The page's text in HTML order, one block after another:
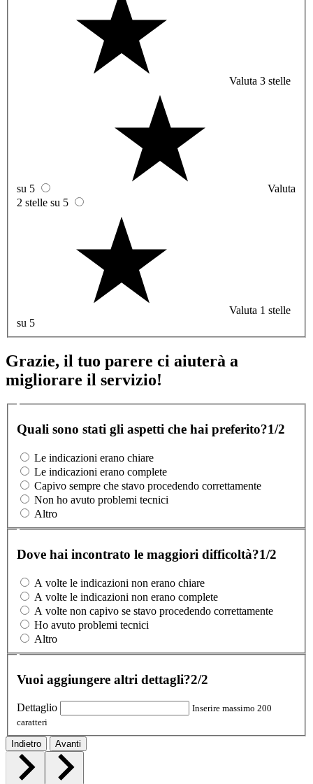
Valuta 3 stelle
su 5
Valuta
2 stelle su 5
Valuta 1 stelle
su 5
Grazie, il tuo parere ci aiuterà a
migliorare il servizio!
Quali sono stati gli aspetti che hai preferito?1/2
Le indicazioni erano chiare
Le indicazioni erano complete
Capivo sempre che stavo procedendo correttamente
Non ho avuto problemi tecnici
Altro
Dove hai incontrato le maggiori difficoltà?1/2
A volte le indicazioni non erano chiare
A volte le indicazioni non erano complete
A volte non capivo se stavo procedendo correttamente
Ho avuto problemi tecnici
Altro
Vuoi aggiungere altri dettagli?2/2
Dettaglio
Inserire massimo 200
caratteri
Indietro Avanti